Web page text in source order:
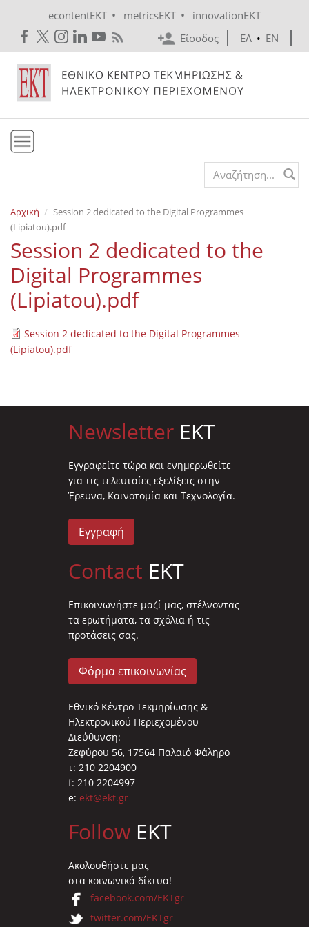
econtentEKT • metricsEKT •
innovationEKT
Είσοδος
ΕΛ • EN
Εκδόσεις
Επικοινωνία
Search form
Αρχική
Session 2 dedicated to the Digital Programmes
(Lipiatou).pdf
Session 2 dedicated to the
Digital Programmes
(Lipiatou).pdf
Session 2 dedicated to the Digital Programmes
(Lipiatou).pdf
Newsletter EKT
Eγγραφείτε τώρα και ενημερωθείτε
για τις τελευταίες εξελίξεις στην
Έρευνα, Καινοτομία και Τεχνολογία.
Εγγραφή
Contact EKT
Επικοινωνήστε μαζί μας, στέλνοντας
τα ερωτήματα, τα σχόλια ή τις
προτάσεις σας.
Φόρμα επικοινωνίας
Εθνικό Κέντρο Τεκμηρίωσης &
Ηλεκτρονικού Περιεχομένου
Διεύθυνση:
Ζεφύρου 56, 17564 Παλαιό Φάληρο
τ: 210 2204900
f: 210 2204997
e: ekt@ekt.gr
Follow EKT
Ακολουθήστε μας
στα κοινωνικά δίκτυα!
facebook.com/EKTgr
twitter.com/EKTgr